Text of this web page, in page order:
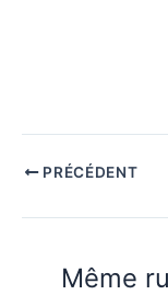
PRÉCÉDENT
Même